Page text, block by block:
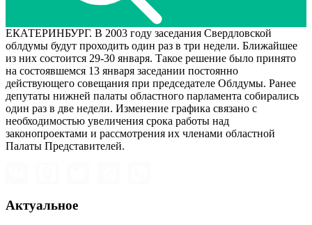
ЕКАТЕРИНБУРГ. В 2003 году заседания Свердловской
облдумы будут проходить один раз в три недели. Ближайшее
из них состоится 29-30 января. Такое решение было принято
на состоявшемся 13 января заседании постоянно
действующего совещания при председателе Облдумы. Ранее
депутаты нижней палаты областного парламента собирались
один раз в две недели. Изменение графика связано с
необходимостью увеличения срока работы над
законопроектами и рассмотрения их членами областной
Палаты Представителей.
Актуальное